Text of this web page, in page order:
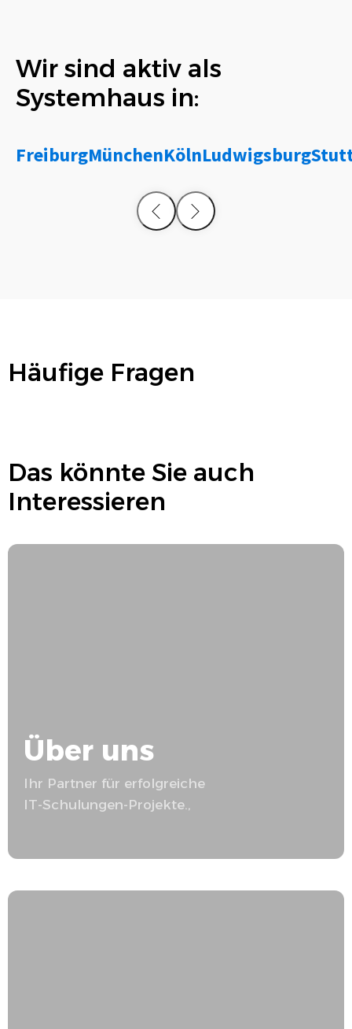
Wir sind aktiv als
Systemhaus in:
FreiburgMünchenKölnLudwigsburg
Häufige Fragen
Das könnte Sie auch
Interessieren
Über uns
Ihr Partner für erfolgreiche
IT-Schulungen-Projekte.,